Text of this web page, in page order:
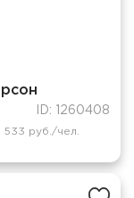
ID: 1260408
533 руб./чел.